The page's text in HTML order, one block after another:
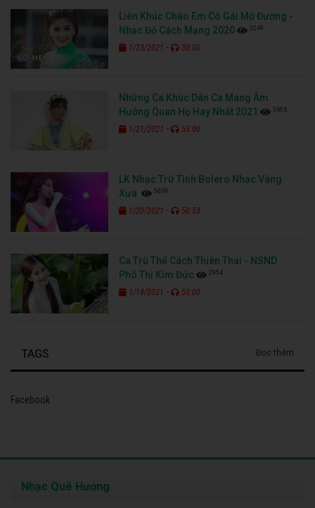
Liên Khúc Chào Em Cô Gái Mở Đường -
Nhạc Đỏ Cách Mạng 2020
3249
1/23/2021 - 30:00
Những Ca Khúc Dân Ca Mang Âm
Hưởng Quan Họ Hay Nhất 2021
3656
1/21/2021 - 55:00
LK Nhạc Trữ Tình Bolero Nhạc Vàng
Xưa
5078
1/20/2021 - 50:53
Ca Trù Thể Cách Thiên Thai - NSND
Phó Thị Kim Đức
2954
1/18/2021 - 50:00
TAGS Đọc thêm
Facebook
Nhạc Quê Hương